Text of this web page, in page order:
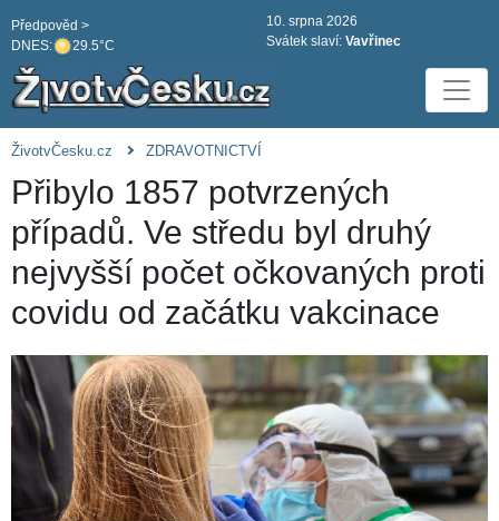
DNES: 29.5°C
Předpověd >
10. srpna 2026
Svátek slaví: Vavřinec
ŽivotvČesku.cz ZDRAVOTNICTVÍ
Přibylo 1857 potvrzených
případů. Ve středu byl druhý
nejvyšší počet očkovaných proti
covidu od začátku vakcinace